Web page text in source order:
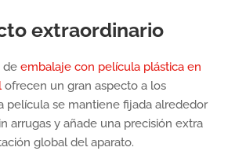
extraordinario
de embalaje con película plástica en
ofrecen un gran aspecto a los
película se mantiene fijada alrededor
arrugas y añade una precisión extra
global del aparato.